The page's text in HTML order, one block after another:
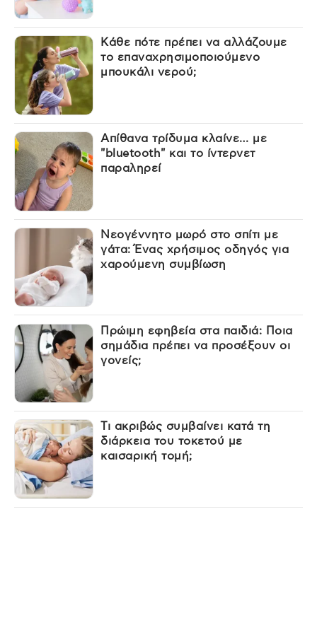
Κάθε πότε πρέπει να αλλάζουμε
το επαναχρησιμοποιούμενο
μπουκάλι νερού;
Απίθανα τρίδυμα κλαίνε… με
"bluetooth" και το ίντερνετ
παραληρεί
Νεογέννητο μωρό στο σπίτι με
γάτα: Ένας χρήσιμος οδηγός για
χαρούμενη συμβίωση
Πρώιμη εφηβεία στα παιδιά: Ποια
σημάδια πρέπει να προσέξουν οι
γονείς;
Τι ακριβώς συμβαίνει κατά τη
διάρκεια του τοκετού με
καισαρική τομή;